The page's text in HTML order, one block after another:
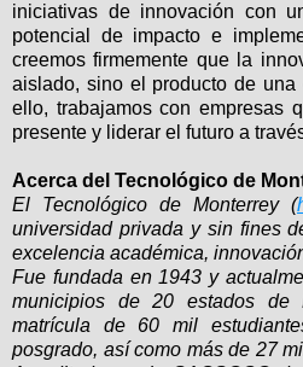
iniciativas de innovación con
potencial de impacto e
creemos firmemente que la
aislado, sino el producto de una
ello, trabajamos con empresas
presente y liderar el futuro a
Acerca del Tecnológico de
El Tecnológico de Monterrey (
universidad privada y sin fines
excelencia académica,
Fue fundada en 1943 y
municipios de 20 estados de
matrícula de 60 mil
posgrado, así como más de 27